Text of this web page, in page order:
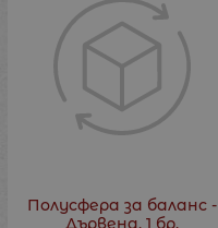
Полусфера за баланс -
Дървена, 1 бр.